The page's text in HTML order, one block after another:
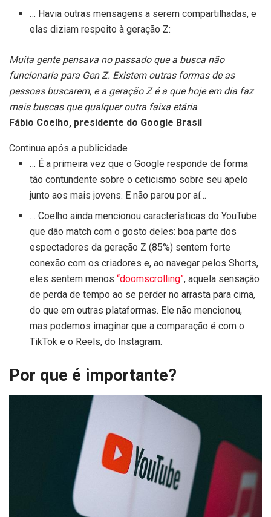
… Havia outras mensagens a serem compartilhadas, e
elas diziam respeito à geração Z:
Muita gente pensava no passado que a busca não
funcionaria para Gen Z. Existem outras formas de as
pessoas buscarem, e a geração Z é a que hoje em dia faz
mais buscas que qualquer outra faixa etária
Fábio Coelho, presidente do Google Brasil
Continua após a publicidade
… É a primeira vez que o Google responde de forma
tão contundente sobre o ceticismo sobre seu apelo
junto aos mais jovens. E não parou por aí…
… Coelho ainda mencionou características do YouTube
que dão match com o gosto deles: boa parte dos
espectadores da geração Z (85%) sentem forte
conexão com os criadores e, ao navegar pelos Shorts,
eles sentem menos“doomscrolling”, aquela sensação
de perda de tempo ao se perder no arrasta para cima,
do que em outras plataformas. Ele não mencionou,
mas podemos imaginar que a comparação é com o
TikTok e o Reels, do Instagram.
Por que é importante?